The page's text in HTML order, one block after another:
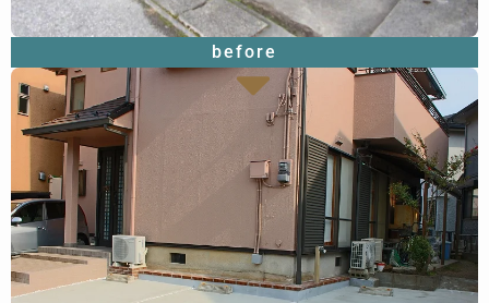
before